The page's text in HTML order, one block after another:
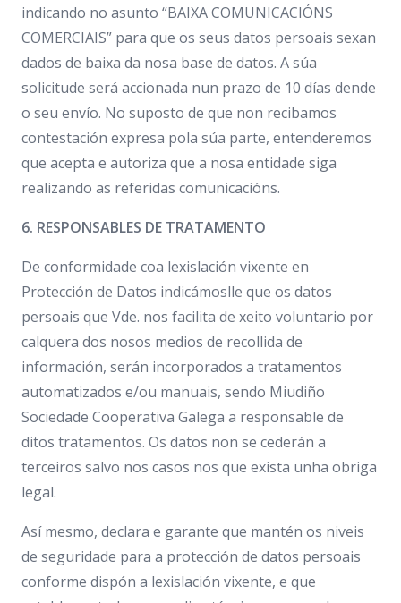
indicando no asunto “BAIXA COMUNICACIÓNS
COMERCIAIS” para que os seus datos persoais sexan
dados de baixa da nosa base de datos. A súa
solicitude será accionada nun prazo de 10 días dende
o seu envío. No suposto de que non recibamos
contestación expresa pola súa parte, entenderemos
que acepta e autoriza que a nosa entidade siga
realizando as referidas comunicacións.
6. RESPONSABLES DE TRATAMENTO
De conformidade coa lexislación vixente en
Protección de Datos indicámoslle que os datos
persoais que Vde. nos facilita de xeito voluntario por
calquera dos nosos medios de recollida de
información, serán incorporados a tratamentos
automatizados e/ou manuais, sendo Miudiño
Sociedade Cooperativa Galega a responsable de
ditos tratamentos. Os datos non se cederán a
terceiros salvo nos casos nos que exista unha obriga
legal.
Así mesmo, declara e garante que mantén os niveis
de seguridade para a protección de datos persoais
conforme dispón a lexislación vixente, e que